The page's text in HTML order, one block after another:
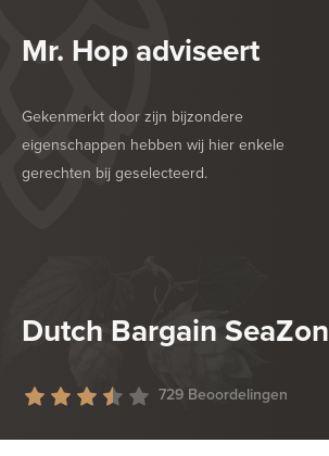
Mr. Hop adviseert
Gekenmerkt door zijn bijzondere
eigenschappen hebben wij hier enkele
gerechten bij geselecteerd.
HEERLIJK BIJ
Dutch Bargain SeaZon
729 Beoordelingen